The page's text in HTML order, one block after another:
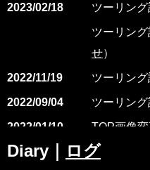
2023/02/18 ツーリン
ツーリン
せ）
2022/11/19 ツーリン
2022/09/04 ツーリン
2022/01/10 TOP画像変
ツーリング
Diary｜ ログ